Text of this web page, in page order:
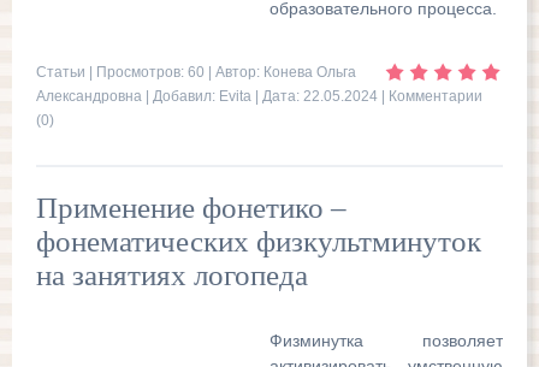
образовательного процесса.
Статьи | Просмотров: 60 | Автор: Конева Ольга
Александровна | Добавил: Evita | Дата: 22.05.2024
Комментарии
(0)
Применение фонетико –
фонематических физкультминуток
на занятиях логопеда
Физминутка позволяет